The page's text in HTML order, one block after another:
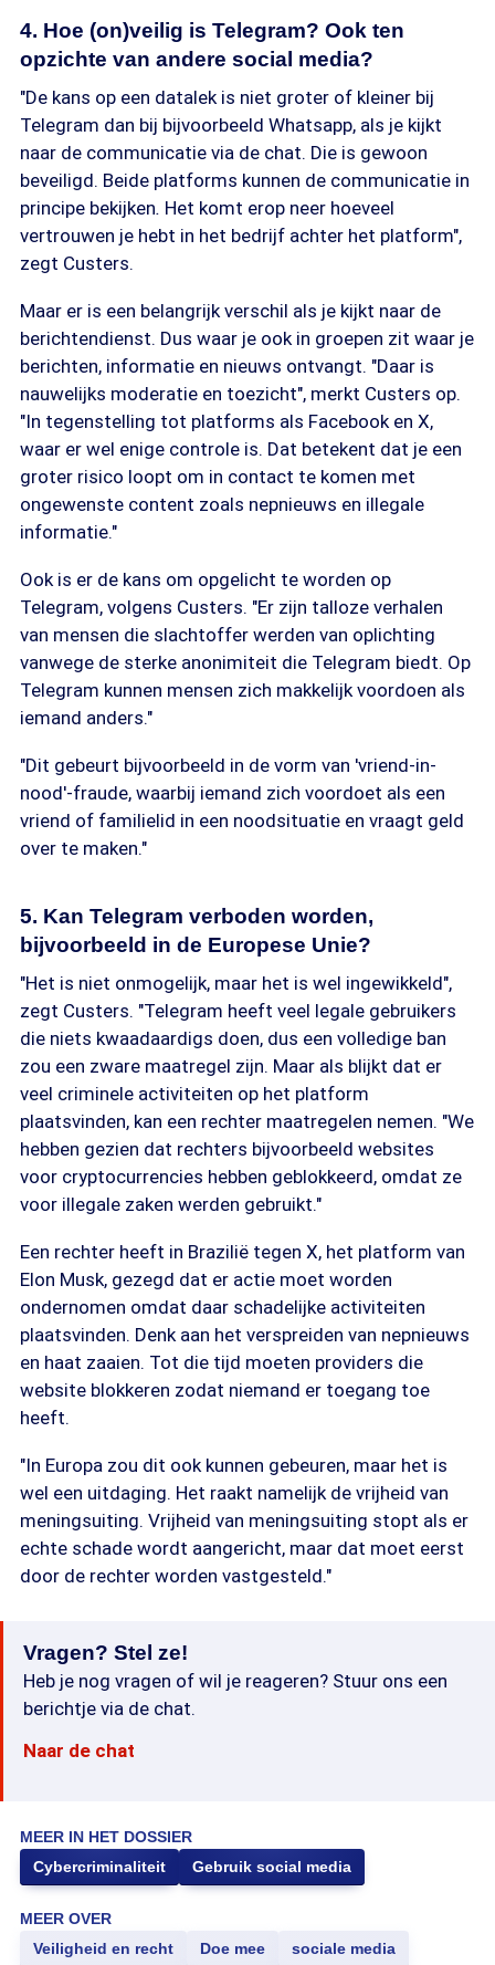
4. Hoe (on)veilig is Telegram? Ook ten
opzichte van andere social media?
"De kans op een datalek is niet groter of kleiner bij
Telegram dan bij bijvoorbeeld Whatsapp, als je kijkt
naar de communicatie via de chat. Die is gewoon
beveiligd. Beide platforms kunnen de communicatie in
principe bekijken. Het komt erop neer hoeveel
vertrouwen je hebt in het bedrijf achter het platform",
zegt Custers.
Maar er is een belangrijk verschil als je kijkt naar de
berichtendienst. Dus waar je ook in groepen zit waar je
berichten, informatie en nieuws ontvangt. "Daar is
nauwelijks moderatie en toezicht", merkt Custers op.
"In tegenstelling tot platforms als Facebook en X,
waar er wel enige controle is. Dat betekent dat je een
groter risico loopt om in contact te komen met
ongewenste content zoals nepnieuws en illegale
informatie."
Ook is er de kans om opgelicht te worden op
Telegram, volgens Custers. "Er zijn talloze verhalen
van mensen die slachtoffer werden van oplichting
vanwege de sterke anonimiteit die Telegram biedt. Op
Telegram kunnen mensen zich makkelijk voordoen als
iemand anders."
"Dit gebeurt bijvoorbeeld in de vorm van 'vriend-in-
nood'-fraude, waarbij iemand zich voordoet als een
vriend of familielid in een noodsituatie en vraagt geld
over te maken."
5. Kan Telegram verboden worden,
bijvoorbeeld in de Europese Unie?
"Het is niet onmogelijk, maar het is wel ingewikkeld",
zegt Custers. "Telegram heeft veel legale gebruikers
die niets kwaadaardigs doen, dus een volledige ban
zou een zware maatregel zijn. Maar als blijkt dat er
veel criminele activiteiten op het platform
plaatsvinden, kan een rechter maatregelen nemen. "We
hebben gezien dat rechters bijvoorbeeld websites
voor cryptocurrencies hebben geblokkeerd, omdat ze
voor illegale zaken werden gebruikt."
Een rechter heeft in Brazilië tegen X, het platform van
Elon Musk, gezegd dat er actie moet worden
ondernomen omdat daar schadelijke activiteiten
plaatsvinden. Denk aan het verspreiden van nepnieuws
en haat zaaien. Tot die tijd moeten providers die
website blokkeren zodat niemand er toegang toe
heeft.
"In Europa zou dit ook kunnen gebeuren, maar het is
wel een uitdaging. Het raakt namelijk de vrijheid van
meningsuiting. Vrijheid van meningsuiting stopt als er
echte schade wordt aangericht, maar dat moet eerst
door de rechter worden vastgesteld."
Vragen? Stel ze!
Heb je nog vragen of wil je reageren? Stuur ons een
berichtje via de chat.
Naar de chat
MEER IN HET DOSSIER
Cybercriminaliteit
Gebruik social media
MEER OVER
Veiligheid en recht
Doe mee sociale media